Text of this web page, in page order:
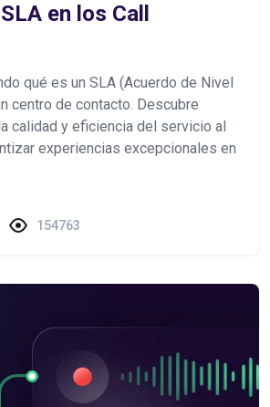
en los Call
qué es un SLA (Acuerdo de Nivel
centro de contacto. Descubre
calidad y eficiencia del servicio al
experiencias excepcionales en
154763